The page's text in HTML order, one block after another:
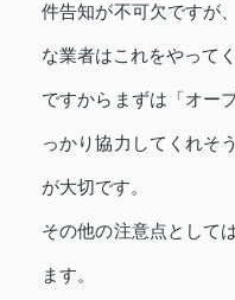
件告知が不可欠ですが
な業者はこれをやって
ですからまずは「オー
っかり協力してくれそ
が大切です。
その他の注意点として
ます。